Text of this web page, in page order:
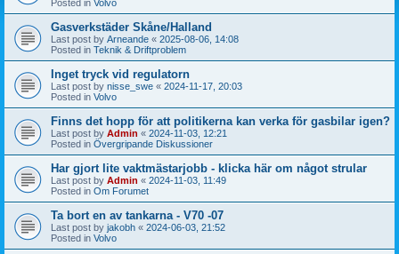
Posted in Volvo
Gasverkstäder Skåne/Halland
Last post by Arneande « 2025-08-06, 14:08
Posted in Teknik & Driftproblem
Inget tryck vid regulatorn
Last post by nisse_swe « 2024-11-17, 20:03
Posted in Volvo
Finns det hopp för att politikerna kan verka för gasbilar igen?
Last post by Admin « 2024-11-03, 12:21
Posted in Övergripande Diskussioner
Har gjort lite vaktmästarjobb - klicka här om något strular
Last post by Admin « 2024-11-03, 11:49
Posted in Om Forumet
Ta bort en av tankarna - V70 -07
Last post by jakobh « 2024-06-03, 21:52
Posted in Volvo